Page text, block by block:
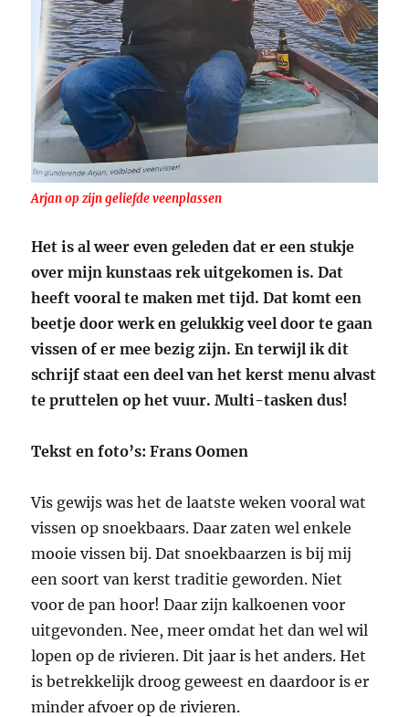
Arjan op zijn geliefde veenplassen
Het is al weer even geleden dat er een stukje
over mijn kunstaas rek uitgekomen is. Dat
heeft vooral te maken met tijd. Dat komt een
beetje door werk en gelukkig veel door te gaan
vissen of er mee bezig zijn. En terwijl ik dit
schrijf staat een deel van het kerst menu alvast
te pruttelen op het vuur. Multi-tasken dus!
Tekst en foto’s: Frans Oomen
Vis gewijs was het de laatste weken vooral wat
vissen op snoekbaars. Daar zaten wel enkele
mooie vissen bij. Dat snoekbaarzen is bij mij
een soort van kerst traditie geworden. Niet
voor de pan hoor! Daar zijn kalkoenen voor
uitgevonden. Nee, meer omdat het dan wel wil
lopen op de rivieren. Dit jaar is het anders. Het
is betrekkelijk droog geweest en daardoor is er
minder afvoer op de rivieren.